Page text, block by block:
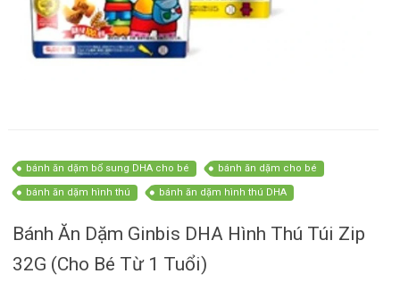
bánh ăn dặm bổ sung DHA cho bé bánh ăn dặm cho bé
bánh ăn dặm hình thú bánh ăn dặm hình thú DHA
Bánh Ăn Dặm Ginbis DHA Hình Thú Túi Zip
32G (Cho Bé Từ 1 Tuổi)